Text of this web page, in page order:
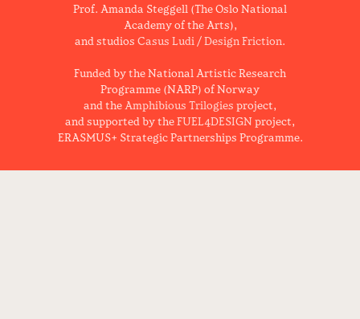
Prof. Amanda Steggell (The Oslo National
Academy of the Arts),
and studios Casus Ludi / Design Friction.
Funded by the National Artistic Research
Programme (NARP) of Norway
and the Amphibious Trilogies project,
and supported by the FUEL4DESIGN project,
ERASMUS+ Strategic Partnerships Programme.